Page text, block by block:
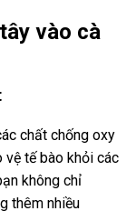
vào cà
chất chống oxy
vệ tế bào khỏi các
không chỉ
thêm nhiều